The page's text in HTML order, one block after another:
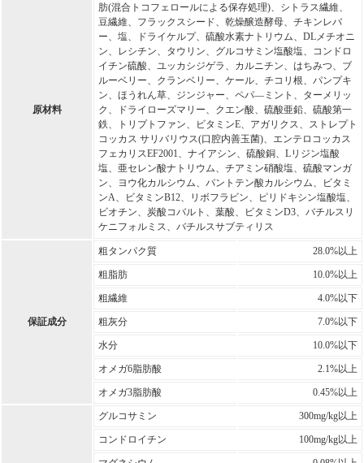
原材料
肪(混合トコフェロールによる保存処理)、シトラス繊維、
豆繊維、フラックスシード、乾燥醸造酵母、チキンレバ
ー、塩、ドライケルプ、硫酸水素ナトリウム、DLメチオニ
ン、レシチン、タウリン、グルコサミン塩酸塩、コンドロ
イチン硫酸、ユッカシジゲラ、カルニチン、はちみつ、ブ
ルーベリー、クランベリー、ケール、チコリ根、パンプキ
ン、ほうれん草、ジンジャー、ペパ―ミント、ターメリッ
ク、ドライローズマリー、クエン酸、硫酸亜鉛、硫酸第一
鉄、トリプトファン、ビタミンE、アガリクス、ストレプト
コッカス サリバリウス(口腔内善玉菌)、エンテロコッカス
フェカリスEF2001、ナイアシン、硫酸銅、Lリジン塩酸
塩、亜セレン酸ナトリウム、チアミン硝酸塩、硫酸マンガ
ン、ヨウ化カルシウム、パントテン酸カルシウム、ビタミ
ンA、ビタミンB12、リボフラビン、ピリドキシン塩酸塩、
ビオチン、炭酸コバルト、葉酸、ビタミンD3、バチルスリ
ケニフォルミス、バチルスサブティリス
保証成分
粗タンパク質 28.0%以上
粗脂肪 10.0%以上
粗繊維 4.0%以下
粗灰分 7.0%以下
水分 10.0%以下
オメガ6脂肪酸 2.1%以上
オメガ3脂肪酸 0.45%以上
グルコサミン 300mg/kg以上
コンドロイチン 100mg/kg以上